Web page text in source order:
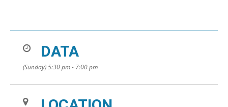
DATA
(Sunday) 5:30 pm - 7:00 pm